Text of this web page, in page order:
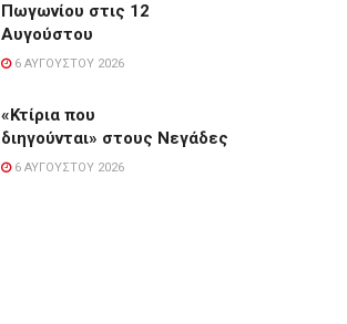
Πωγωνίου στις 12
Αυγούστου
6 ΑΥΓΟΎΣΤΟΥ 2026
«Κτίρια που
διηγούνται» στους Νεγάδες
6 ΑΥΓΟΎΣΤΟΥ 2026